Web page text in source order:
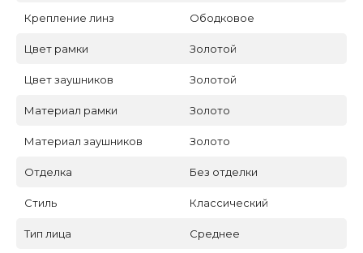
Крепление линз Ободковое
Цвет рамки Золотой
Цвет заушников Золотой
Материал рамки Золото
Материал заушников Золото
Отделка Без отделки
Стиль Классический
Тип лица Среднее